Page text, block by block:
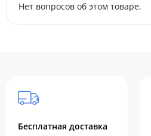
Нет вопросов об этом товаре.
Бесплатная доставка